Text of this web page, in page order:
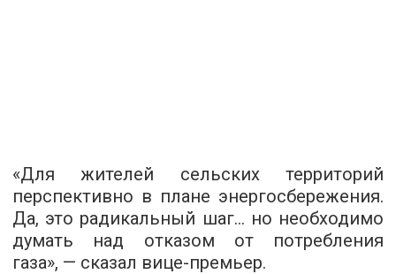
«Для жителей сельских территорий
перспективно в плане энергосбережения.
Да, это радикальный шаг... но необходимо
думать над отказом от потребления
газа», — сказал вице-премьер.